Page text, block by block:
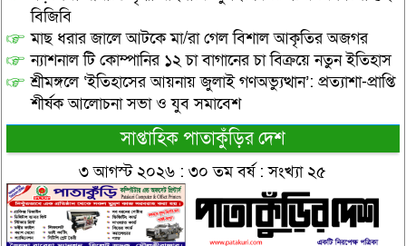
বিজিবি
মাছ ধরার জালে আটকে মা/রা গেল বিশাল আকৃতির অজগর
ন্যাশনাল টি কোম্পানির ১২ চা বাগানের চা বিক্রয়ে নতুন ইতিহাস
শ্রীমঙ্গলে ‘ইতিহাসের আয়নায় জুলাই গণঅভ্যুত্থান’: প্রত্যাশা-প্রাপ্তি
শীর্ষক আলোচনা সভা ও যুব সমাবেশ
সাপ্তাহিক পাতাকুঁড়ির দেশ
৩ আগস্ট ২০২৬ : ৩০ তম বর্ষ : সংখ্যা ২৫